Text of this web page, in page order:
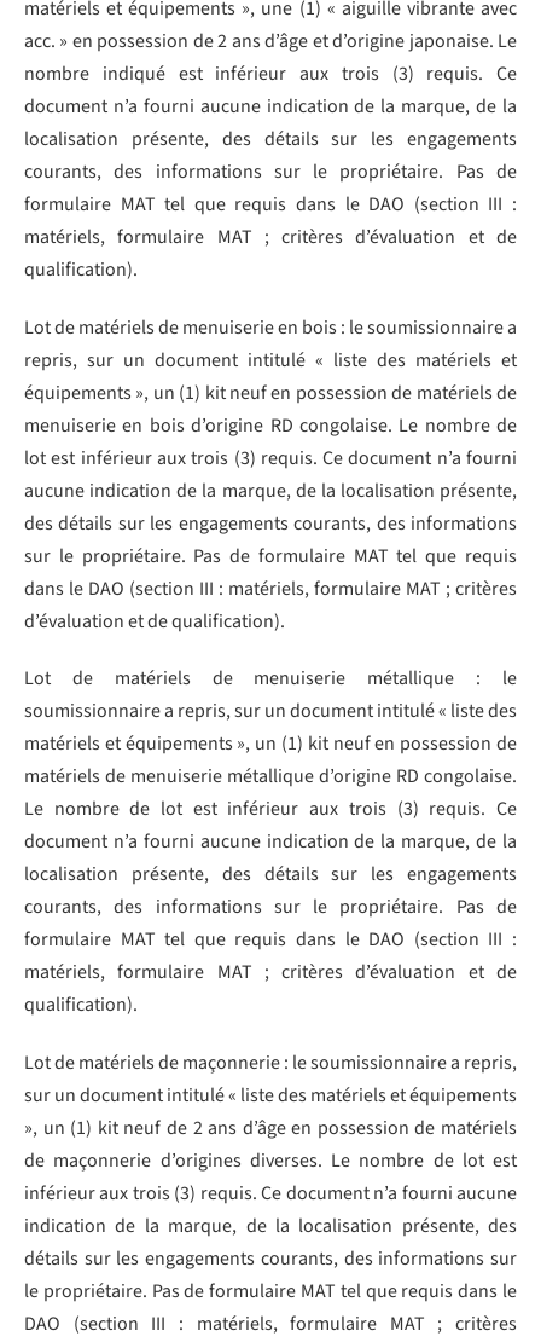
matériels et équipements », une (1) « aiguille vibrante avec
acc. » en possession de 2 ans d’âge et d’origine japonaise. Le
nombre indiqué est inférieur aux trois (3) requis. Ce
document n’a fourni aucune indication de la marque, de la
localisation présente, des détails sur les engagements
courants, des informations sur le propriétaire. Pas de
formulaire MAT tel que requis dans le DAO (section III :
matériels, formulaire MAT ; critères d’évaluation et de
qualification).
Lot de matériels de menuiserie en bois : le soumissionnaire a
repris, sur un document intitulé « liste des matériels et
équipements », un (1) kit neuf en possession de matériels de
menuiserie en bois d’origine RD congolaise. Le nombre de
lot est inférieur aux trois (3) requis. Ce document n’a fourni
aucune indication de la marque, de la localisation présente,
des détails sur les engagements courants, des informations
sur le propriétaire. Pas de formulaire MAT tel que requis
dans le DAO (section III : matériels, formulaire MAT ; critères
d’évaluation et de qualification).
Lot de matériels de menuiserie métallique : le
soumissionnaire a repris, sur un document intitulé « liste des
matériels et équipements », un (1) kit neuf en possession de
matériels de menuiserie métallique d’origine RD congolaise.
Le nombre de lot est inférieur aux trois (3) requis. Ce
document n’a fourni aucune indication de la marque, de la
localisation présente, des détails sur les engagements
courants, des informations sur le propriétaire. Pas de
formulaire MAT tel que requis dans le DAO (section III :
matériels, formulaire MAT ; critères d’évaluation et de
qualification).
Lot de matériels de maçonnerie : le soumissionnaire a repris,
sur un document intitulé « liste des matériels et équipements
», un (1) kit neuf de 2 ans d’âge en possession de matériels
de maçonnerie d’origines diverses. Le nombre de lot est
inférieur aux trois (3) requis. Ce document n’a fourni aucune
indication de la marque, de la localisation présente, des
détails sur les engagements courants, des informations sur
le propriétaire. Pas de formulaire MAT tel que requis dans le
DAO (section III : matériels, formulaire MAT ; critères